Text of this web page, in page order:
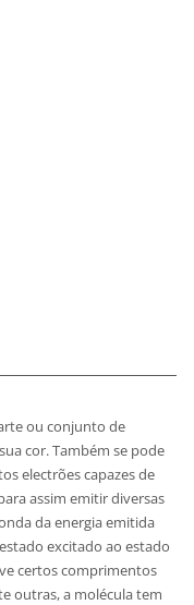
ou conjunto de
cor. Também se pode
electrões capazes de
assim emitir diversas
da energia emitida
excitado ao estado
certos comprimentos
outras, a molécula tem